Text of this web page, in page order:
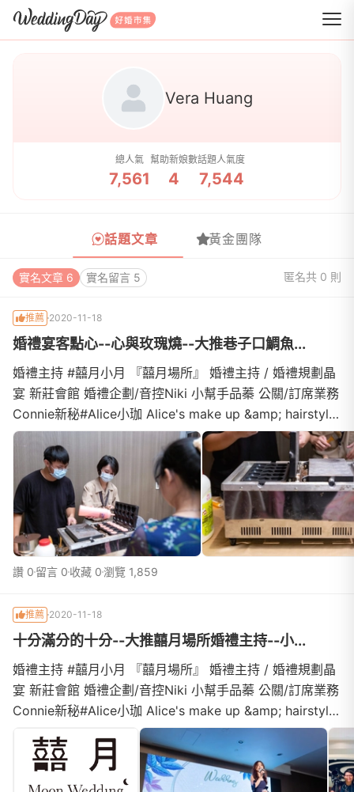
WeddingDay 好婚市集
Vera Huang
總人氣
7,561
幫助新娘數
4
話題人氣度
7,544
話題文章 黃金團隊
實名文章 6 實名留言 5 匿名共 0 則
推薦 2020-11-18
婚禮宴客點心--心與玫瑰燒--大推巷子口鯛魚...
婚禮主持 #囍月小月 『囍月場所』 婚禮主持 / 婚禮規劃晶
宴 新莊會館 婚禮企劃/音控Niki 小幫手品蓁 公關/訂席業務
Connie新秘#Alice小珈 Alice's make up &amp; hairstyle
studio宴客婚紗#貳月婚紗 貳月婚紗 Moon's Wedding婚
禮攝影 #舜哥 婚攝阿舜 Shun Photography婚禮動態 #加
樂 加樂影像+Raku Studi
讚 0 留言 0 收藏 0瀏覽 1,859
推薦 2020-11-18
十分滿分的十分--大推囍月場所婚禮主持--小...
婚禮主持 #囍月小月 『囍月場所』 婚禮主持 / 婚禮規劃晶
宴 新莊會館 婚禮企劃/音控Niki 小幫手品蓁 公關/訂席業務
Connie新秘#Alice小珈 Alice's make up &amp; hairstyle
studio宴客婚紗#貳月婚紗 貳月婚紗 Moon's Wedding婚
禮攝影 #舜哥 婚攝阿舜 Shun Photography婚禮動態 #加
樂 加樂影像+Raku Studi